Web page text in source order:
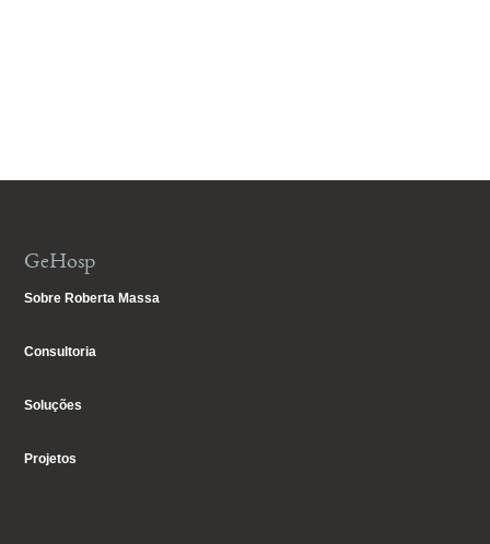
GeHosp
Sobre Roberta Massa
Consultoria
Soluções
Projetos